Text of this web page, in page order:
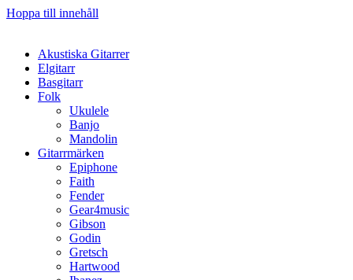
Hoppa till innehåll
Akustiska Gitarrer
Elgitarr
Basgitarr
Folk
Ukulele
Banjo
Mandolin
Gitarrmärken
Epiphone
Faith
Fender
Gear4music
Gibson
Godin
Gretsch
Hartwood